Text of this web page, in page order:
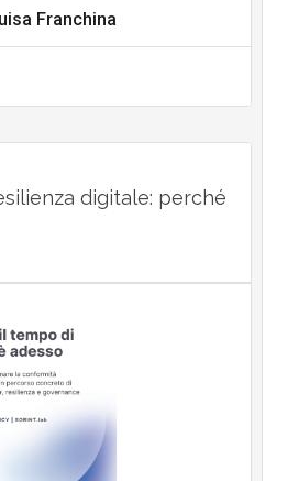
Franchina
digitale: perché